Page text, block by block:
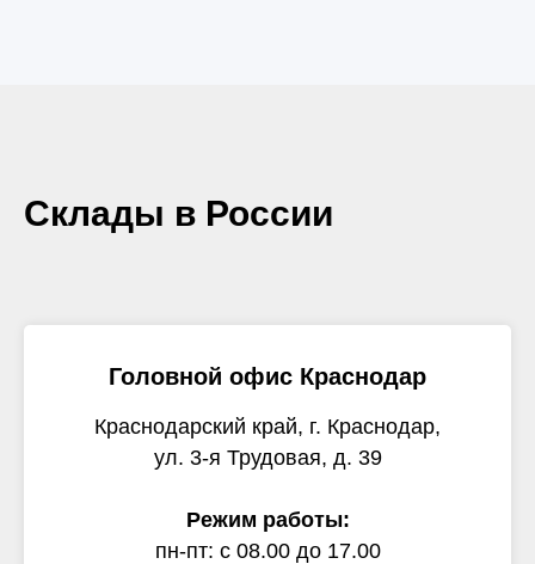
Склады в России
Головной офис Краснодар
Краснодарский край, г. Краснодар,
ул. 3-я Трудовая, д. 39
Режим работы:
пн-пт: с 08.00 до 17.00